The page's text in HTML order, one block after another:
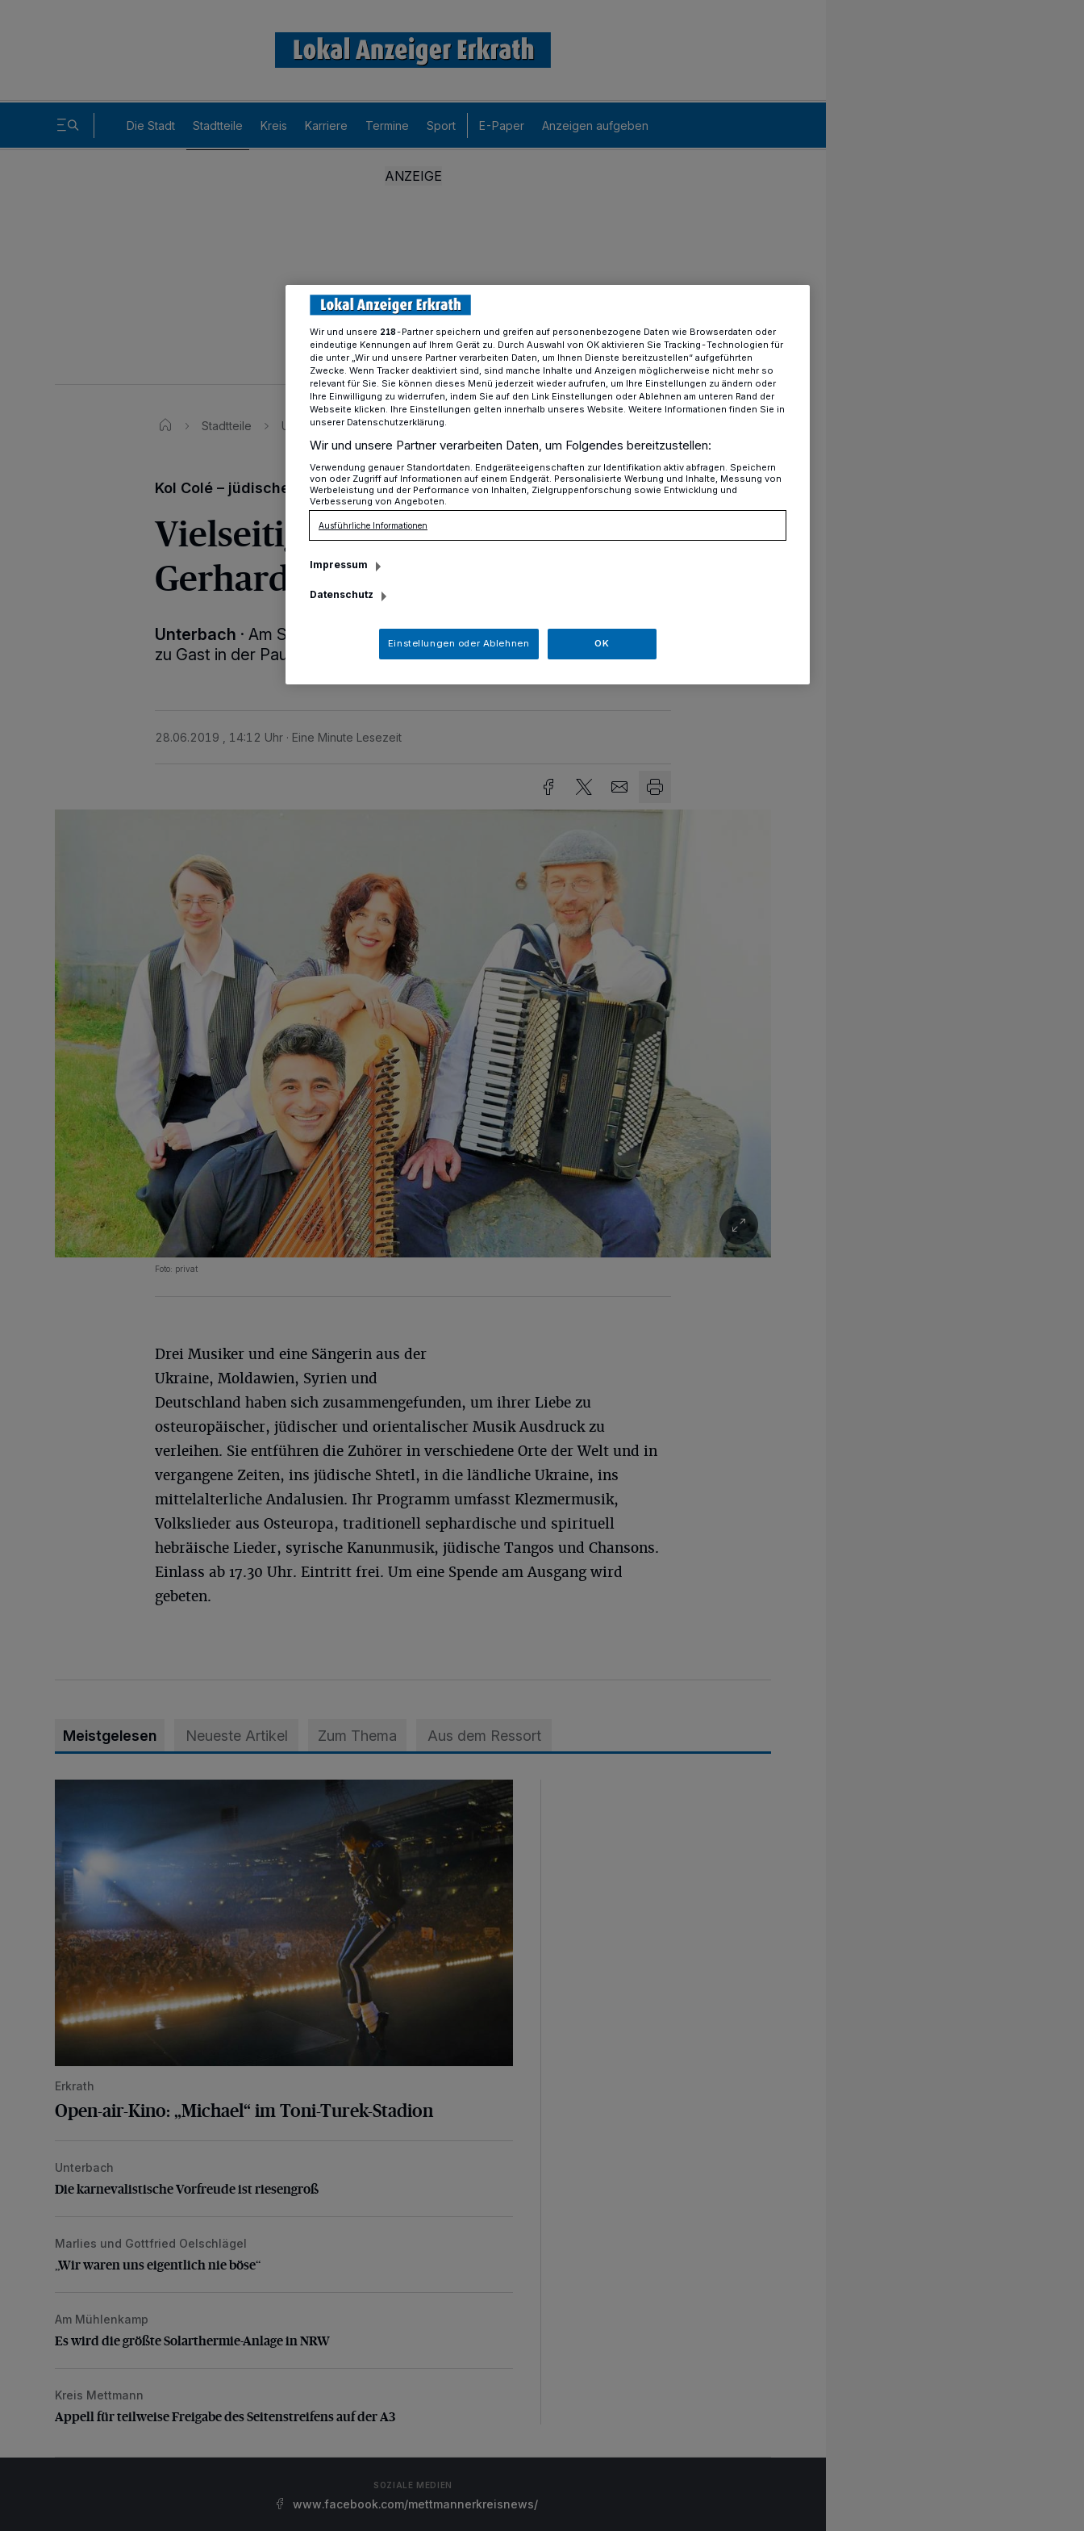
Die Stadt Stadtteile Kreis Karriere Termine Sport E-Paper Anzeigen aufgeben
Stadtteile Unterbach Vielseitiges Konzert in der Paul Gerhardt Kirche
Kol Colé – jüdische und orientalische Musik
Vielseitiges Konzert in der Paul
Gerhardt Kirche
Unterbach · Am Sonntag, 7. Juli um 18 Uhr ist das Ensemble Kol Colé
zu Gast in der Paul-Gerhardt-Kirche in Unterbach, Brorsstraße 7.
28.06.2019 , 14:12 Uhr Eine Minute Lesezeit
Foto: privat
Drei Musiker und eine Sängerin aus der
Ukraine, Moldawien, Syrien und
Deutschland haben sich zusammengefunden, um ihrer Liebe zu
osteuropäischer, jüdischer und orientalischer Musik Ausdruck zu
verleihen. Sie entführen die Zuhörer in verschiedene Orte der Welt und in
vergangene Zeiten, ins jüdische Shtetl, in die ländliche Ukraine, ins
mittelalterliche Andalusien. Ihr Programm umfasst Klezmermusik,
Volkslieder aus Osteuropa, traditionell sephardische und spirituell
hebräische Lieder, syrische Kanunmusik, jüdische Tangos und Chansons.
Einlass ab 17.30 Uhr. Eintritt frei. Um eine Spende am Ausgang wird
gebeten.
Meistgelesen Neueste Artikel Zum Thema Aus dem Ressort
Open-air-Kino: „Michael“ im Toni-Turek-Stadion
Erkrath
Open-air-Kino: „Michael“ im Toni-Turek-Stadion
Die karnevalistische Vorfreude ist riesengroß
Unterbach
Die karnevalistische Vorfreude ist riesengroß
„Wir waren uns eigentlich nie böse“
Marlies und Gottfried Oelschlägel
„Wir waren uns eigentlich nie böse“
Es wird die größte Solarthermie-Anlage in NRW
Am Mühlenkamp
Es wird die größte Solarthermie-Anlage in NRW
Appell für teilweise Freigabe des Seitenstreifens auf der A3
Kreis Mettmann
Appell für teilweise Freigabe des Seitenstreifens auf der A3
SOZIALE MEDIEN
www.facebook.com/mettmannerkreisnews/
Wir und unsere 218-Partner speichern und greifen auf personenbezogene Daten wie Browserdaten oder
eindeutige Kennungen auf Ihrem Gerät zu. Durch Auswahl von OK aktivieren Sie Tracking-Technologien für
die unter „Wir und unsere Partner verarbeiten Daten, um Ihnen Dienste bereitzustellen“ aufgeführten
Zwecke. Wenn Tracker deaktiviert sind, sind manche Inhalte und Anzeigen möglicherweise nicht mehr so
relevant für Sie. Sie können dieses Menü jederzeit wieder aufrufen, um Ihre Einstellungen zu ändern oder
Ihre Einwilligung zu widerrufen, indem Sie auf den Link Einstellungen oder Ablehnen am unteren Rand der
Webseite klicken. Ihre Einstellungen gelten innerhalb unseres Website. Weitere Informationen finden Sie in
unserer Datenschutzerklärung.
Wir und unsere Partner verarbeiten Daten, um Folgendes bereitzustellen:
Verwendung genauer Standortdaten. Endgeräteeigenschaften zur Identifikation aktiv abfragen. Speichern
von oder Zugriff auf Informationen auf einem Endgerät. Personalisierte Werbung und Inhalte, Messung von
Werbeleistung und der Performance von Inhalten, Zielgruppenforschung sowie Entwicklung und
Verbesserung von Angeboten.
Ausführliche Informationen
Impressum
Datenschutz
Einstellungen oder Ablehnen OK